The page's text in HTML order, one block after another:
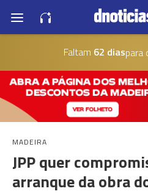
Faltam 62 diaspara
MADEIRA
JPP quer
arranque da obra